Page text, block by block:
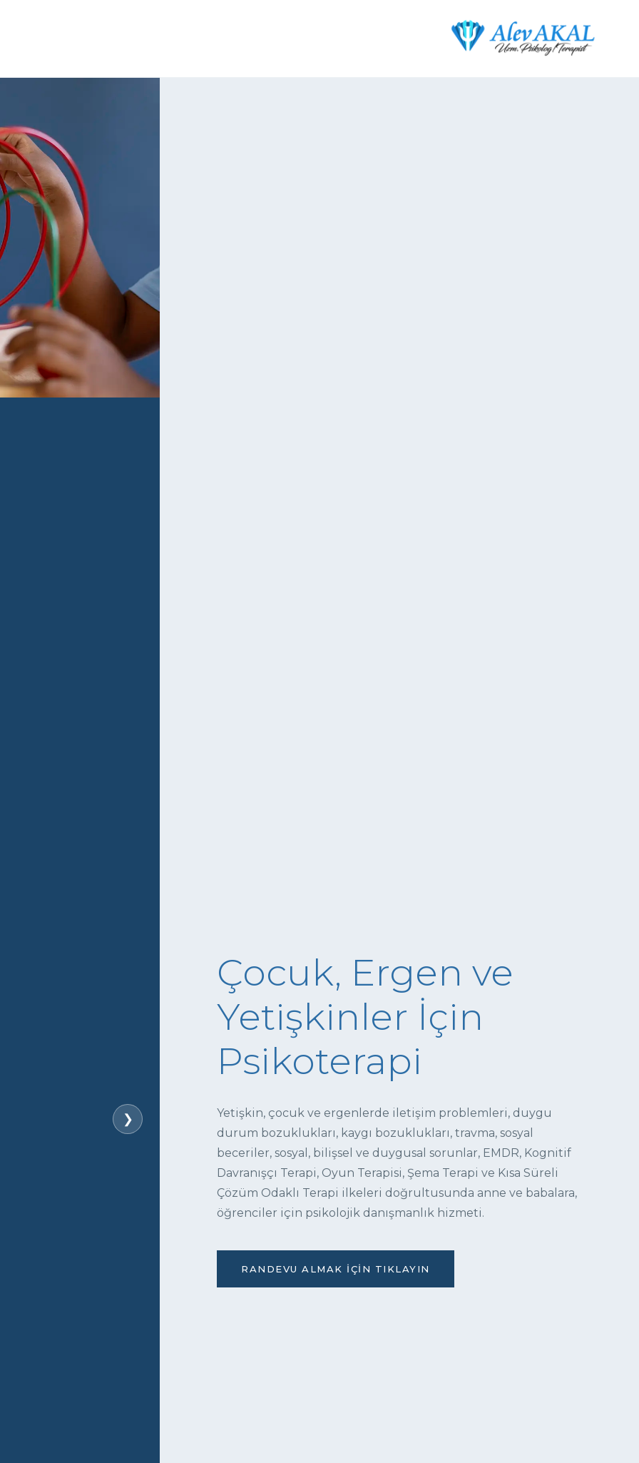
❯
Çocuk, Ergen ve
Yetişkinler İçin
Psikoterapi
Yetişkin, çocuk ve ergenlerde iletişim problemleri, duygu
durum bozuklukları, kaygı bozuklukları, travma, sosyal
beceriler, sosyal, bilişsel ve duygusal sorunlar, EMDR, Kognitif
Davranışçı Terapi, Oyun Terapisi, Şema Terapi ve Kısa Süreli
Çözüm Odaklı Terapi ilkeleri doğrultusunda anne ve babalara,
öğrenciler için psikolojik danışmanlık hizmeti.
RANDEVU ALMAK İÇIN TIKLAYIN